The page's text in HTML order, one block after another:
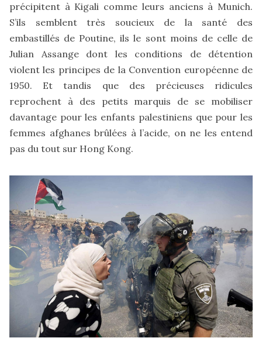
précipitent à Kigali comme leurs anciens à Munich.
S’ils semblent très soucieux de la santé des
embastillés de Poutine, ils le sont moins de celle de
Julian Assange dont les conditions de détention
violent les principes de la Convention européenne de
1950. Et tandis que des précieuses ridicules
reprochent à des petits marquis de se mobiliser
davantage pour les enfants palestiniens que pour les
femmes afghanes brûlées à l’acide, on ne les entend
pas du tout sur Hong Kong.